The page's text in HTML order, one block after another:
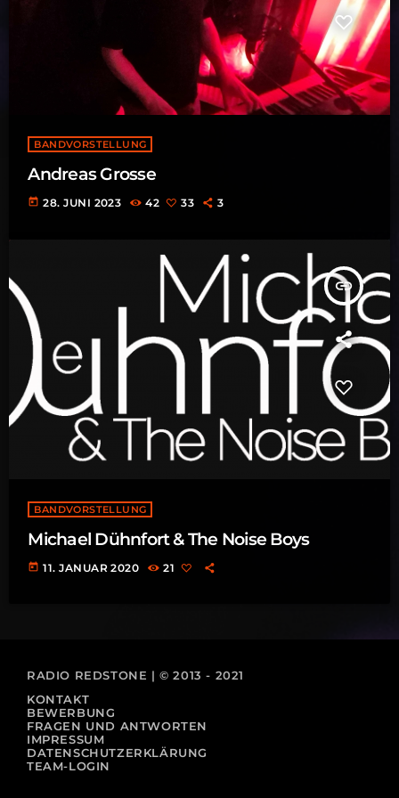
BANDVORSTELLUNG
Andreas Grosse
today 28. JUNI 2023 42 33 3
insert_link
BANDVORSTELLUNG
Michael Dühnfort & The Noise Boys
today 11. JANUAR 2020 21
RADIO REDSTONE | © 2013 - 2021
KONTAKT
BEWERBUNG
FRAGEN UND ANTWORTEN
IMPRESSUM
DATENSCHUTZERKLÄRUNG
TEAM-LOGIN